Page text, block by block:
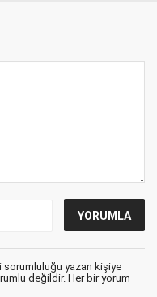
sorumluluğu yazan kişiye
değildir. Her bir yorum